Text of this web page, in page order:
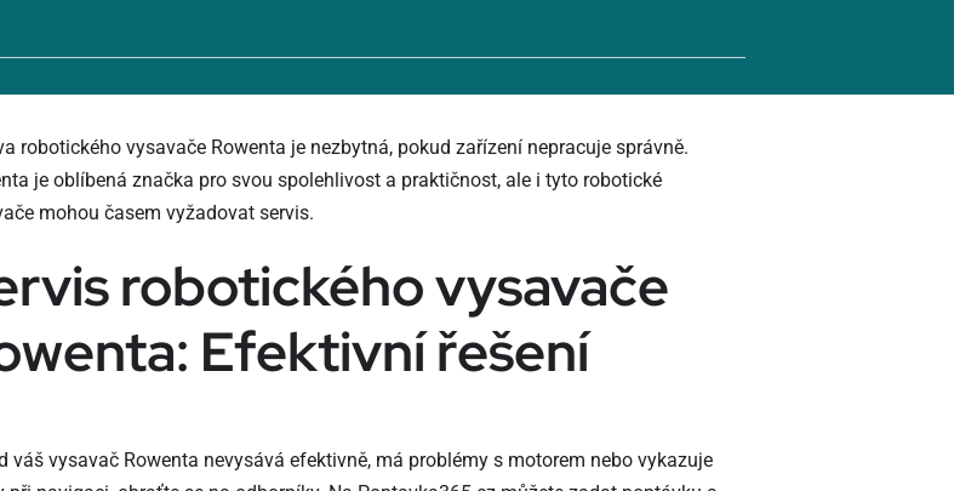
robotického vysavače Rowenta je nezbytná, pokud zařízení nepracuje správně.
je oblíbená značka pro svou spolehlivost a praktičnost, ale i tyto robotické
mohou časem vyžadovat servis.
robotického vysavače
Efektivní řešení
váš vysavač Rowenta nevysává efektivně, má problémy s motorem nebo vykazuje